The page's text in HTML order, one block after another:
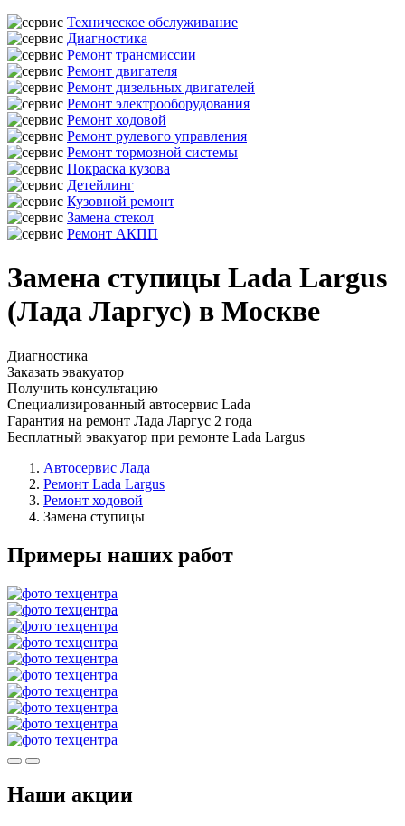
Техническое обслуживание
Диагностика
Ремонт трансмиссии
Ремонт двигателя
Ремонт дизельных двигателей
Ремонт электрооборудования
Ремонт ходовой
Ремонт рулевого управления
Ремонт тормозной системы
Покраска кузова
Детейлинг
Кузовной ремонт
Замена стекол
Ремонт АКПП
Замена ступицы Lada Largus
(Лада Ларгус) в Москве
Диагностика
Заказать эвакуатор
Получить консультацию
Специализированный автосервис Lada
Гарантия на ремонт Лада Ларгус 2 года
Бесплатный эвакуатор при ремонте Lada Largus
Автосервис Лада
Ремонт Lada Largus
Ремонт ходовой
Замена ступицы
Примеры наших работ
Наши акции